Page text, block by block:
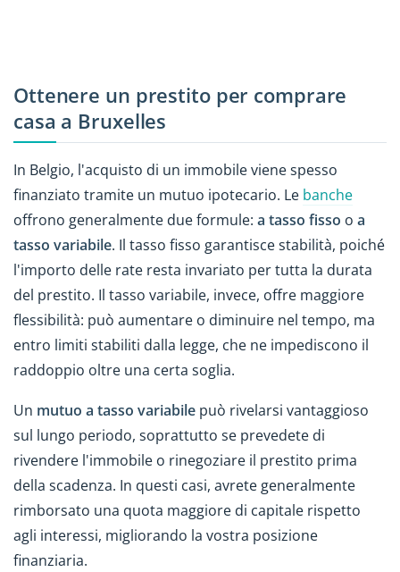
Ottenere un prestito per comprare
casa a Bruxelles
In Belgio, l'acquisto di un immobile viene spesso
finanziato tramite un mutuo ipotecario. Le banche
offrono generalmente due formule: a tasso fisso o a
tasso variabile. Il tasso fisso garantisce stabilità, poiché
l'importo delle rate resta invariato per tutta la durata
del prestito. Il tasso variabile, invece, offre maggiore
flessibilità: può aumentare o diminuire nel tempo, ma
entro limiti stabiliti dalla legge, che ne impediscono il
raddoppio oltre una certa soglia.
Un mutuo a tasso variabile può rivelarsi vantaggioso
sul lungo periodo, soprattutto se prevedete di
rivendere l'immobile o rinegoziare il prestito prima
della scadenza. In questi casi, avrete generalmente
rimborsato una quota maggiore di capitale rispetto
agli interessi, migliorando la vostra posizione
finanziaria.